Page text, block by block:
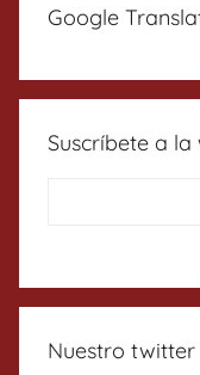
Google
Suscríbete a
Nuestro twitter